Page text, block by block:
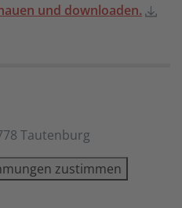
und downloaden.
Tautenburg
zustimmen